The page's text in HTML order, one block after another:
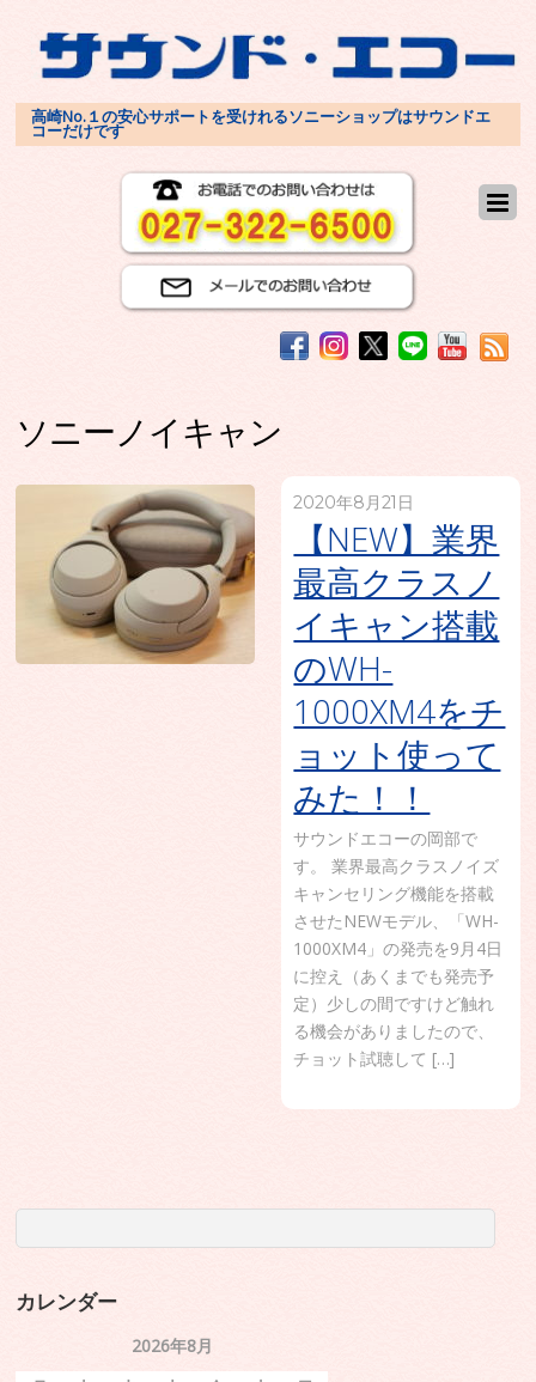
高崎No.１の安心サポートを受けれるソニーショップはサウンドエ
コーだけです
ソニーノイキャン
2020年8月21日
【NEW】業界
最高クラスノ
イキャン搭載
のWH-
1000XM4をチ
ョット使って
みた！！
サウンドエコーの岡部で
す。 業界最高クラスノイズ
キャンセリング機能を搭載
させたNEWモデル、「WH-
1000XM4」の発売を9月4日
に控え（あくまでも発売予
定）少しの間ですけど触れ
る機会がありましたので、
チョット試聴して […]
カレンダー
2026年8月